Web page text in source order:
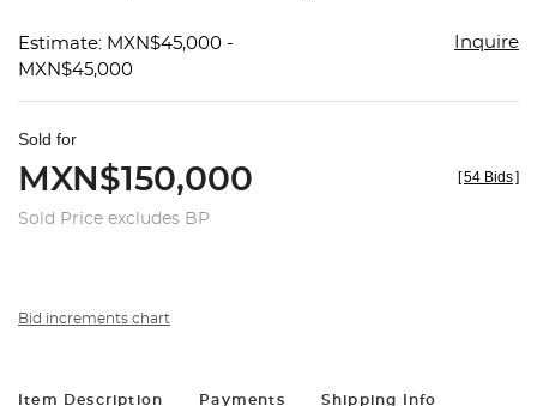
Estimate: MXN$45,000 -
MXN$45,000
Inquire
Sold for
MXN$150,000
Sold Price excludes BP
[54 Bids]
Bid increments chart
Item Description Payments Shipping Info